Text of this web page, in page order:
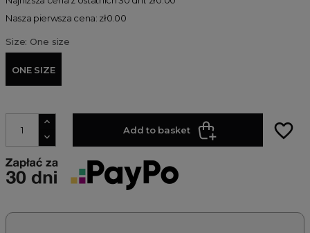
Nasza pierwsza cena: zł0.00
Size: One size
ONE SIZE
Add to basket favorite_border